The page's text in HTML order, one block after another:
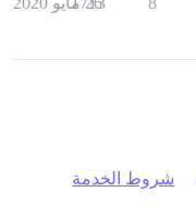
شروط الخدمة